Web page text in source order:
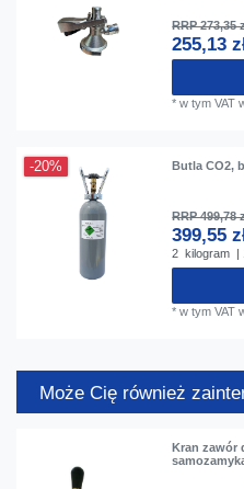
RRP 273,35
255,13
*w tym VAT
-20% Butla CO2,
RRP 499,78
399,55
2 kilogram |
*w tym VAT
Może Cię również
Kran zawór